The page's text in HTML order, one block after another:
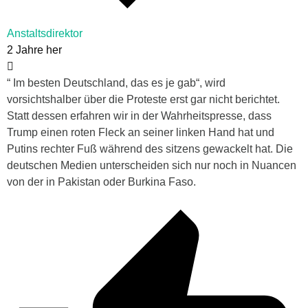
Anstaltsdirektor
2 Jahre her
“ Im besten Deutschland, das es je gab“, wird
vorsichtshalber über die Proteste erst gar nicht berichtet.
Statt dessen erfahren wir in der Wahrheitspresse, dass
Trump einen roten Fleck an seiner linken Hand hat und
Putins rechter Fuß während des sitzens gewackelt hat. Die
deutschen Medien unterscheiden sich nur noch in Nuancen
von der in Pakistan oder Burkina Faso.